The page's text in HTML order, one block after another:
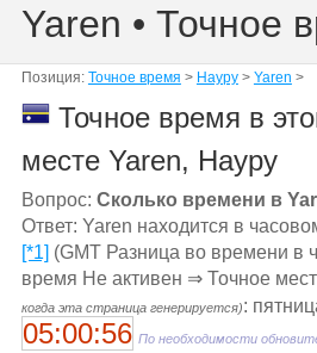
Yaren • Точное
Позиция: Точное время > Науру> Yaren >
Точное время в
месте Yaren, Науру
Вопрос: Сколько времени в
Ответ: Yaren находится в
[*1] (GMT Разница во времени в
время Не активен ⇒ Точное
когда эта страница генерируется):
05:00:56 По необходимости